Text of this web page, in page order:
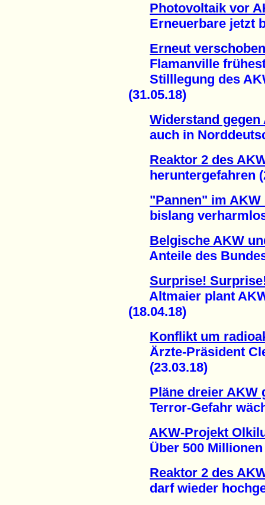
Photovoltaik vor
Erneuerbare jetzt
Erneut
Flamanville
Stilllegung des
(31.05.18)
Widerstand
auch in
Reaktor 2 des
heruntergefahren
"Pannen" im AKW
bislang
Belgische AKW
Anteile des Bundes
Surprise!
Altmaier plant
(18.04.18)
Konflikt um
Ärzte-Präsident
(23.03.18)
Pläne dreier AKW
Terror-Gefahr
AKW-Projekt
Über 500 Millionen
Reaktor 2 des
darf wieder